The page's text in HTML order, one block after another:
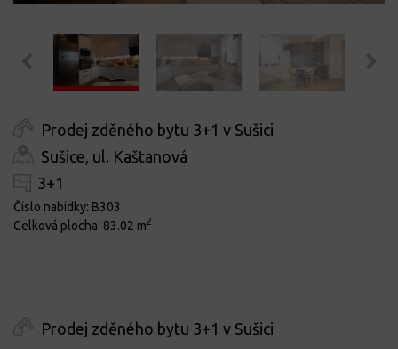
Prodej zděného bytu 3+1 v Sušici
Sušice, ul. Kaštanová
3+1
Číslo nabídky: B303
Celková plocha: 83.02 m2
Prodej zděného bytu 3+1 v Sušici